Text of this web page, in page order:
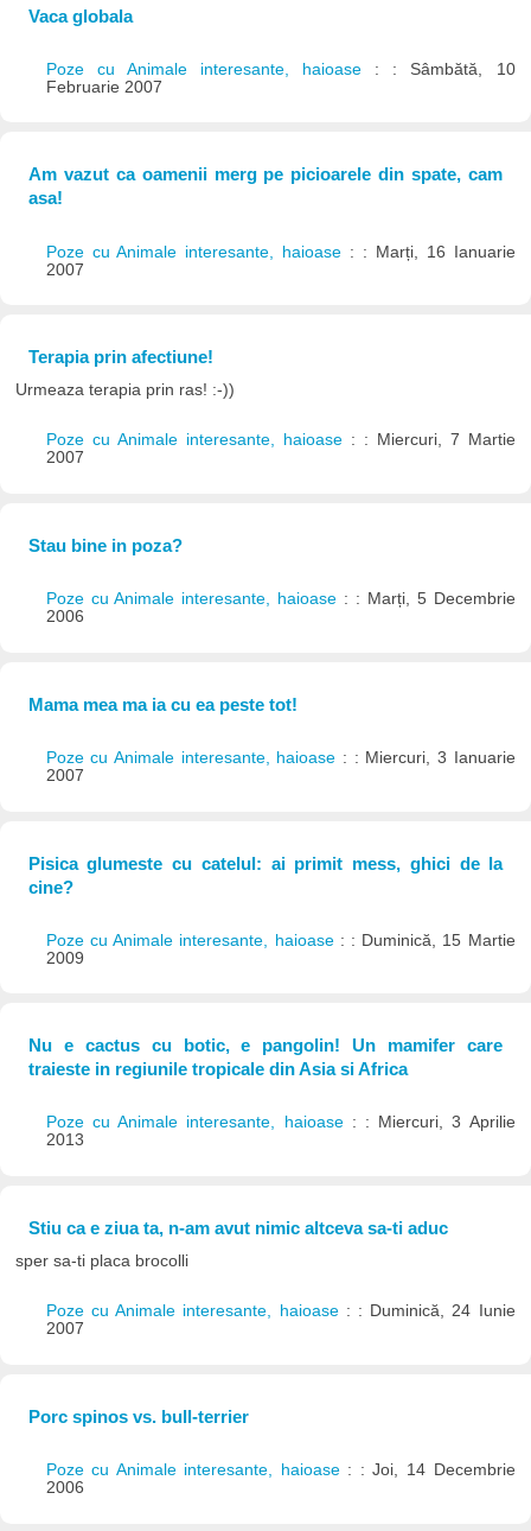
Vaca globala
Poze cu Animale interesante, haioase : : Sâmbătă, 10
Februarie 2007
Am vazut ca oamenii merg pe picioarele din spate, cam
asa!
Poze cu Animale interesante, haioase : : Marți, 16 Ianuarie
2007
Terapia prin afectiune!
Urmeaza terapia prin ras! :-))
Poze cu Animale interesante, haioase : : Miercuri, 7 Martie
2007
Stau bine in poza?
Poze cu Animale interesante, haioase : : Marți, 5 Decembrie
2006
Mama mea ma ia cu ea peste tot!
Poze cu Animale interesante, haioase : : Miercuri, 3 Ianuarie
2007
Pisica glumeste cu catelul: ai primit mess, ghici de la
cine?
Poze cu Animale interesante, haioase : : Duminică, 15 Martie
2009
Nu e cactus cu botic, e pangolin! Un mamifer care
traieste in regiunile tropicale din Asia si Africa
Poze cu Animale interesante, haioase : : Miercuri, 3 Aprilie
2013
Stiu ca e ziua ta, n-am avut nimic altceva sa-ti aduc
sper sa-ti placa brocolli
Poze cu Animale interesante, haioase : : Duminică, 24 Iunie
2007
Porc spinos vs. bull-terrier
Poze cu Animale interesante, haioase : : Joi, 14 Decembrie
2006